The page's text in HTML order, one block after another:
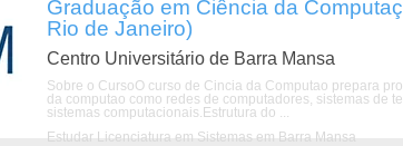
Graduação em Ciência da
Rio de Janeiro)
Centro Universitário de Barra Mansa
Sobre o CursoO curso de Cincia da Computao prepara
da computao como redes de computadores, sistemas de
sistemas computacionais.Estrutura do ...
Estudar Licenciatura em Sistemas em Barra Mansa